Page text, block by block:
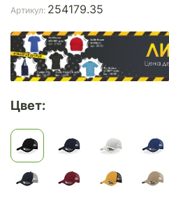
Артикул: 254179.35
Цвет: